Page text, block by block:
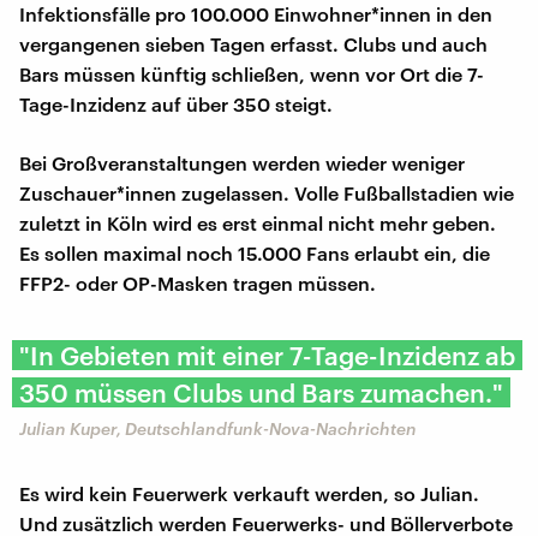
Infektionsfälle pro 100.000 Einwohner*innen in den
vergangenen sieben Tagen erfasst. Clubs und auch
Bars müssen künftig schließen, wenn vor Ort die 7-
Tage-Inzidenz auf über 350 steigt.
Bei Großveranstaltungen werden wieder weniger
Zuschauer*innen zugelassen. Volle Fußballstadien wie
zuletzt in Köln wird es erst einmal nicht mehr geben.
Es sollen maximal noch 15.000 Fans erlaubt ein, die
FFP2- oder OP-Masken tragen müssen.
"In Gebieten mit einer 7-Tage-Inzidenz ab
350 müssen Clubs und Bars zumachen."
Julian Kuper, Deutschlandfunk-Nova-Nachrichten
Es wird kein Feuerwerk verkauft werden, so Julian.
Und zusätzlich werden Feuerwerks- und Böllerverbote